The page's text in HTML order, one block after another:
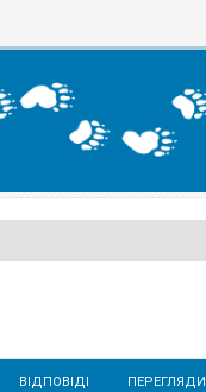
ВІДПОВІДІ ПЕРЕГЛЯДИ